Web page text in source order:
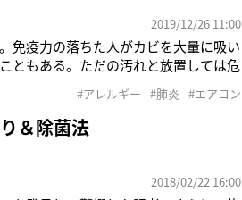
2019/12/26 11:00
免疫力の落ちた人がカビを大量に吸い
ともある。ただの汚れと放置しては危
冬にも気をつけたいカビが潜む場所や
#アレルギー #肺炎 #エアコン
＆除菌法
2018/02/22 16:00